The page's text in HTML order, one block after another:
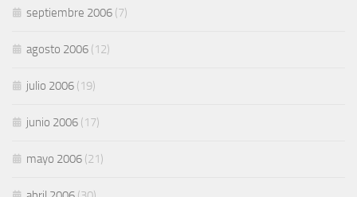
septiembre 2006 (7)
agosto 2006 (12)
julio 2006 (19)
junio 2006 (17)
mayo 2006 (21)